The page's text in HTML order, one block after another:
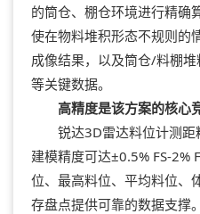
的筒仓、棚仓环境进行精确
使在物料堆积形态不规则的
成像结果，以及筒仓/料棚
等关键数据。
高精度是该方案的核心
锐达3D雷达料位计测距
建模精度可达±0.5% FS-2%
位、最高料位、平均料位、
存盘点提供可靠的数据支撑